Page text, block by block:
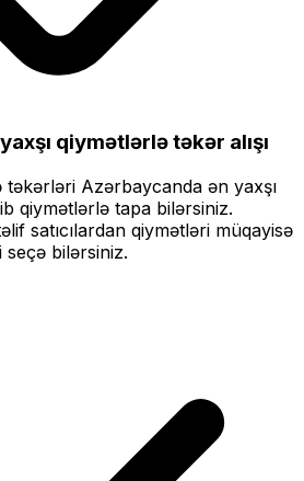
qiymətlərlətəkər alışı
təkərləri Azərbaycanda ən yaxşı
qiymətlərlə tapa bilərsiniz.
satıcılardan qiymətləri müqayisə
seçə bilərsiniz.